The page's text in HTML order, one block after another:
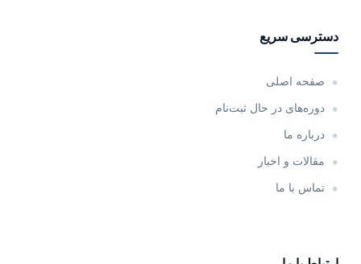
دسترسی سریع
صفحه اصلی
دوره‌های در حال ثبت‌نام
درباره ما
مقالات و اخبار
تماس با ما